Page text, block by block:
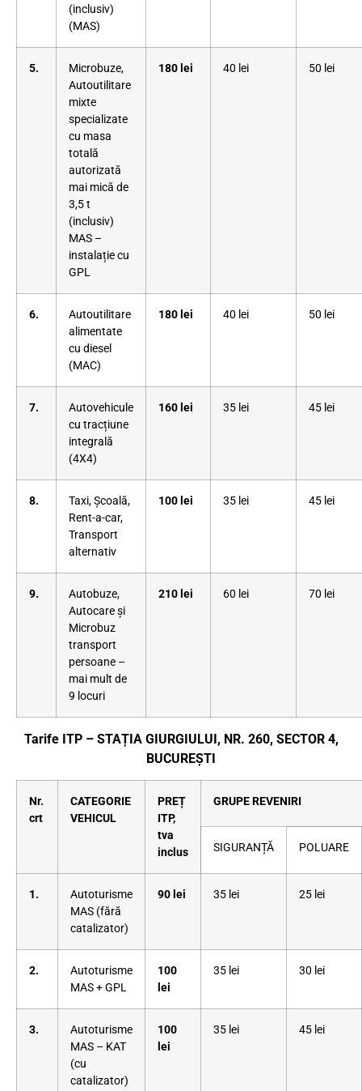
(inclusiv)
(MAS)
5.
Microbuze,
Autoutilitare
mixte
specializate
cu masa
totală
autorizată
mai mică de
3,5 t
(inclusiv)
MAS –
instalație cu
GPL
180 lei 40 lei 50 lei
6.
Autoutilitare
alimentate
cu diesel
(MAC)
180 lei 40 lei 50 lei
7.
Autovehicule
cu tracțiune
integrală
(4X4)
160 lei 35 lei 45 lei
8.
Taxi, Școală,
Rent-a-car,
Transport
alternativ
100 lei 35 lei 45 lei
9.
Autobuze,
Autocare și
Microbuz
transport
persoane –
mai mult de
9 locuri
210 lei 60 lei 70 lei
Tarife ITP – STAȚIA GIURGIULUI, NR. 260, SECTOR 4,
BUCUREȘTI
Nr.
crt
CATEGORIE
VEHICUL
PREȚ
ITP,
tva
inclus
GRUPE REVENIRI
SIGURANȚĂ POLUARE
1.
Autoturisme
MAS (fără
catalizator)
90 lei 35 lei 25 lei
2.
Autoturisme
MAS + GPL
100
lei
35 lei 30 lei
3.
Autoturisme
MAS – KAT
(cu
catalizator)
100
lei
35 lei 45 lei